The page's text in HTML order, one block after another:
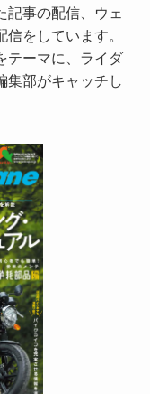
記事の配信、ウェ
をしています。
テーマに、ライダ
集部がキャッチし